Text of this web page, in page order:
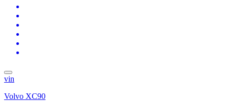
vin
Volvo XC90